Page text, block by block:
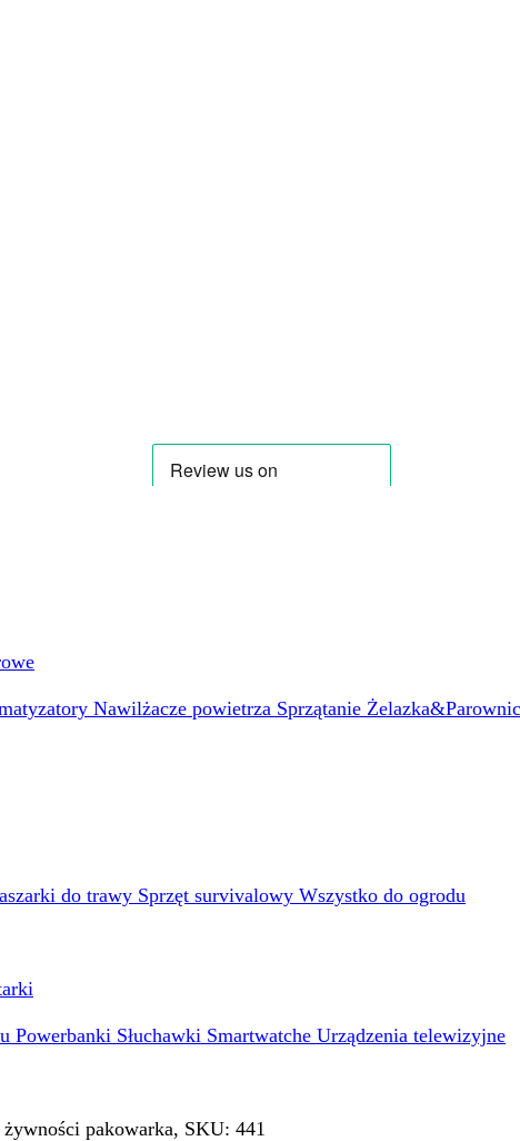
Nawilżacze powietrza Sprzątanie
do trawy Sprzęt survivalowy Wszystko do ogrodu
Powerbanki Słuchawki Smartwatche Urządzenia telewizyjne
pakowarka, SKU: 441